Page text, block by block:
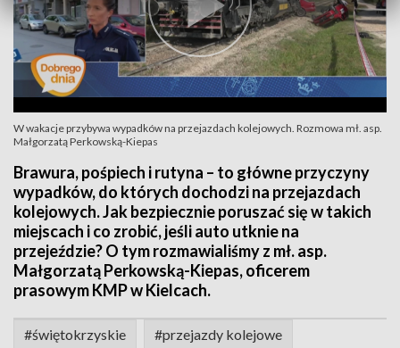
W wakacje przybywa wypadków na przejazdach kolejowych. Rozmowa mł. asp.
Małgorzatą Perkowską-Kiepas
Brawura, pośpiech i rutyna – to główne przyczyny
wypadków, do których dochodzi na przejazdach
kolejowych. Jak bezpiecznie poruszać się w takich
miejscach i co zrobić, jeśli auto utknie na
przejeździe? O tym rozmawialiśmy z mł. asp.
Małgorzatą Perkowską-Kiepas, oficerem
prasowym KMP w Kielcach.
#świętokrzyskie #przejazdy kolejowe